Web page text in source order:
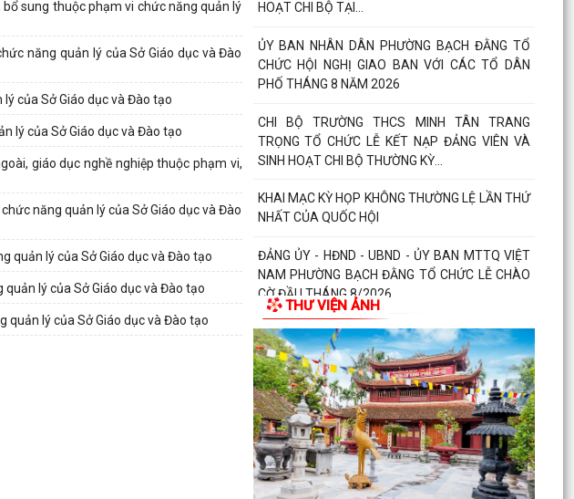
sung thuộc phạm vi chức năng quản lý
năng quản lý của Sở Giáo dục và Đào
của Sở Giáo dục và Đào tạo
lý của Sở Giáo dục và Đào tạo
giáo dục nghề nghiệp thuộc phạm vi,
năng quản lý của Sở Giáo dục và Đào
quản lý của Sở Giáo dục và Đào tạo
lý của Sở Giáo dục và Đào tạo
quản lý của Sở Giáo dục và Đào tạo
HOẠT CHI BỘ TẠI...
ỦY BAN NHÂN DÂN PHƯỜNG BẠCH ĐẰNG TỔ
CHỨC HỘI NGHỊ GIAO BAN VỚI CÁC TỔ DÂN
PHỐ THÁNG 8 NĂM 2026
CHI BỘ TRƯỜNG THCS MINH TÂN TRANG
TRỌNG TỔ CHỨC LỄ KẾT NẠP ĐẢNG VIÊN VÀ
SINH HOẠT CHI BỘ THƯỜNG KỲ...
KHAI MẠC KỲ HỌP KHÔNG THƯỜNG LỆ LẦN THỨ
NHẤT CỦA QUỐC HỘI
ĐẢNG ỦY - HĐND - UBND - ỦY BAN MTTQ VIỆT
NAM PHƯỜNG BẠCH ĐẰNG TỔ CHỨC LỄ CHÀO
CỜ ĐẦU THÁNG 8/2026
CÁC CHI BỘ TRỰC THUỘC ĐẢNG BỘ PHƯỜNG
BẠCH ĐẰNG TỔ CHỨC SINH HOẠT CHI BỘ
THƯỜNG KỲ THÁNG 8/2026
NGHỊ QUYẾT ĐẶT TÊN ĐƯỜNG, PHỐ VÀ CÔNG
TRÌNH CÔNG CỘNG TRÊN ĐỊA BÀN THÀNH PHỐ
HẢI PHÒNG
THÔNG BÁO Về việc đăng ký đội tuyển tham gia
THƯ VIỆN ẢNH